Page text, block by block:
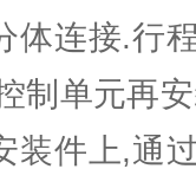
体连接.行
制单元再
装件上,通